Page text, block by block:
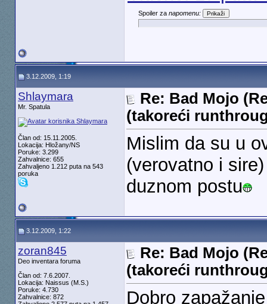
Spoiler za napomenu:
3.12.2009, 1:19
Shlaymara
Mr. Spatula
Član od: 15.11.2005.
Lokacija: Hložany/NS
Poruke: 3.299
Zahvalnice: 655
Zahvaljeno 1.212 puta na 543
poruka
Re: Bad Mojo
(takoreći
Mislim da su u
(verovatno i
duznom postu
3.12.2009, 1:22
zoran845
Deo inventara foruma
Član od: 7.6.2007.
Lokacija: Naissus (M.S.)
Poruke: 4.730
Zahvalnice: 872
Re: Bad Mojo
(takoreći
Dobro